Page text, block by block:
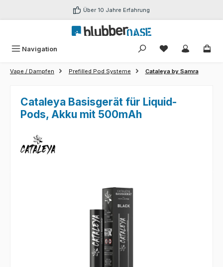
Zum Hauptinhalt springen Über 10 Jahre Erfahrung
Navigation Du hast 0
Vape / Dampfen Prefilled Pod Systeme Cataleya by Samra
Cataleya Basisgerät für Liquid-
Pods, Akku mit 500mAh